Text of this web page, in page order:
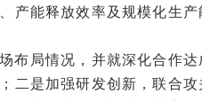
产能释放效率及规模化生产
布局情况，并就深化合作达
二是加强研发创新，联合攻